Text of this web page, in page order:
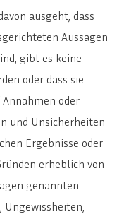
ausgeht, dass
Aussagen
gibt es keine
oder dass sie
oder
und Unsicherheiten
Ergebnisse oder
erheblich von
genannten